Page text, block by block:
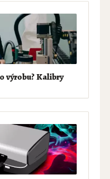
výrobu? Kalibry